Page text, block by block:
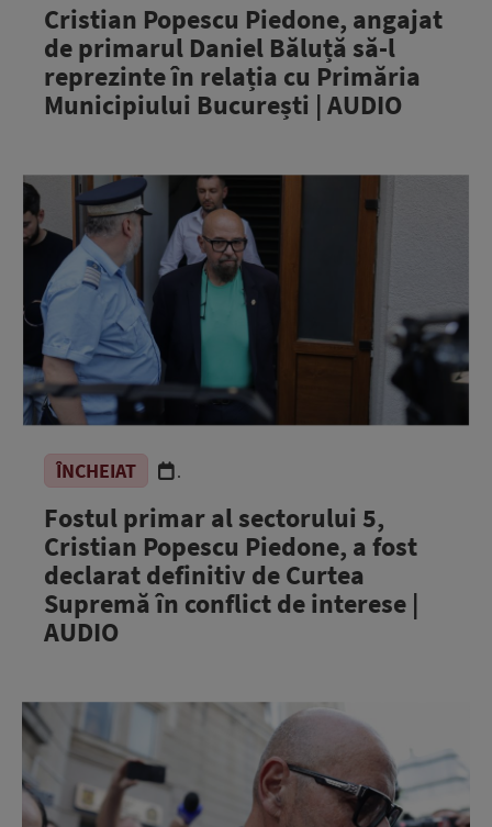
Cristian Popescu Piedone, angajat
de primarul Daniel Băluță să-l
reprezinte în relația cu Primăria
Municipiului București | AUDIO
ÎNCHEIAT .
Fostul primar al sectorului 5,
Cristian Popescu Piedone, a fost
declarat definitiv de Curtea
Supremă în conflict de interese |
AUDIO